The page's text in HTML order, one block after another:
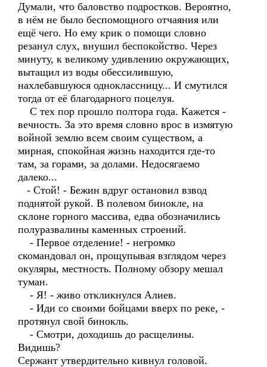
Думали, что баловство подростков. Вероятно,
в нём не было беспомощного отчаяния или
ещё чего. Но ему крик о помощи словно
резанул слух, внушил беспокойство. Через
минуту, к великому удивлению окружающих,
вытащил из воды обессилившую,
нахлебавшуюся одноклассницу... И смутился
тогда от её благодарного поцелуя.
С тех пор прошло полтора года. Кажется -
вечность. За это время словно врос в измятую
войной землю всем своим существом, а
мирная, спокойная жизнь находится где-то
там, за горами, за долами. Недосягаемо
далеко...
- Стой! - Бежин вдруг остановил взвод
поднятой рукой. В полевом бинокле, на
склоне горного массива, едва обозначились
полуразвалины каменных строений.
- Первое отделение! - негромко
скомандовал он, прощупывая взглядом через
окуляры, местность. Полному обзору мешал
туман.
- Я! - живо откликнулся Алиев.
- Иди со своими бойцами вверх по реке, -
протянул свой бинокль.
- Смотри, доходишь до расщелины.
Видишь?
Сержант утвердительно кивнул головой.